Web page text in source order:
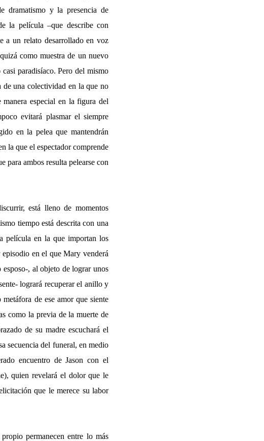
dramatismo y la presencia de
la película –que describe con
a un relato desarrollado en voz
como muestra de un nuevo
paradisíaco. Pero del mismo
una colectividad en la que no
manera especial en la figura del
evitará plasmar el siempre
en la pelea que mantendrán
la que el espectador comprende
para ambos resulta pelearse con
está lleno de momentos
tiempo está descrita con una
película en la que importan los
en el que Mary venderá
, al objeto de lograr unos
logrará recuperar el anillo y
de ese amor que siente
como la previa de la muerte de
de su madre escuchará el
secuencia del funeral, en medio
encuentro de Jason con el
quien revelará el dolor que le
que le merece su labor
permanecen entre lo más